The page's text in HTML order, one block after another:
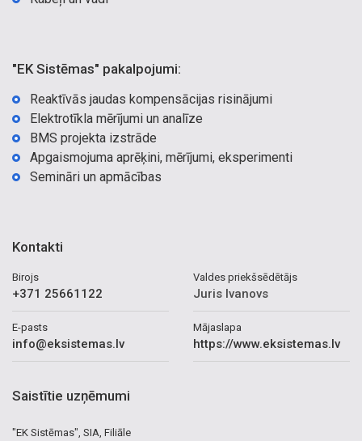
"EK Sistēmas" pakalpojumi:
Reaktīvās jaudas kompensācijas risinājumi
Elektrotīkla mērījumi un analīze
BMS projekta izstrāde
Apgaismojuma aprēķini, mērījumi, eksperimenti
Semināri un apmācības
Kontakti
Birojs
+371 25661122
E-pasts
info@eksistemas.lv
Valdes priekšsēdētājs
Juris Ivanovs
Mājaslapa
https://www.eksistemas.lv
Saistītie uzņēmumi
"EK Sistēmas", SIA, Filiāle